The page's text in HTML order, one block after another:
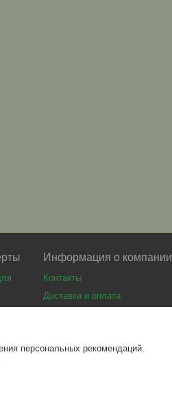
Информация о компании
Контакты
Доставка и оплата
персональных рекомендаций.